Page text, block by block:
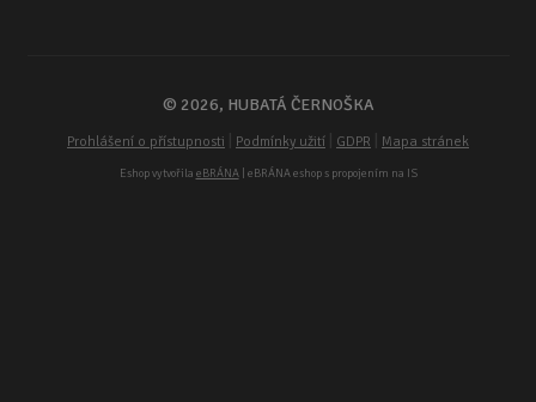
© 2026, HUBATÁ ČERNOŠKA
Prohlášení o přístupnosti Podmínky užití GDPR Mapa stránek
Eshop vytvořila eBRÁNA| eBRÁNA eshop s propojením na IS